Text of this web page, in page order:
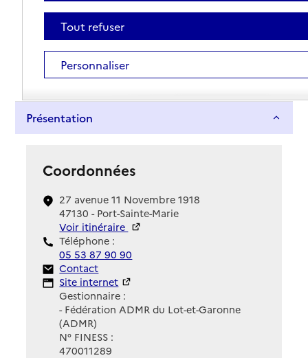
Présentation
Coordonnées
27 avenue 11 Novembre 1918
47130 - Port-Sainte-Marie
Voir itinéraire
Téléphone :
05 53 87 90 90
Contact
Contact
Site Internet
Site internet
Gestionnaire :
- Fédération ADMR du Lot-et-Garonne
(ADMR)
N° FINESS :
470011289
Tout refuser
Personnaliser